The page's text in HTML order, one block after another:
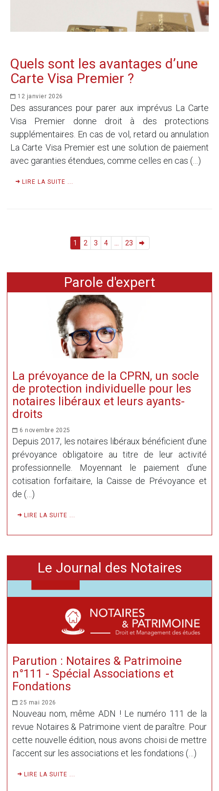
Quels sont les avantages d’une
Carte Visa Premier ?
12 janvier 2026
Des assurances pour parer aux imprévus La Carte
Visa Premier donne droit à des protections
supplémentaires. En cas de vol, retard ou annulation
La Carte Visa Premier est une solution de paiement
avec garanties étendues, comme celles en cas (…)
LIRE LA SUITE ...
1 2 3 4 23
Parole d'expert
La prévoyance de la CPRN, un socle
de protection individuelle pour les
notaires libéraux et leurs ayants-
droits
6 novembre 2025
Depuis 2017, les notaires libéraux bénéficient d’une
prévoyance obligatoire au titre de leur activité
professionnelle. Moyennant le paiement d’une
cotisation forfaitaire, la Caisse de Prévoyance et
de (…)
LIRE LA SUITE ...
Le Journal des Notaires
Parution : Notaires & Patrimoine
n°111 - Spécial Associations et
Fondations
25 mai 2026
Nouveau nom, même ADN ! Le numéro 111 de la
revue Notaires & Patrimoine vient de paraître. Pour
cette nouvelle édition, nous avons choisi de mettre
l’accent sur les associations et les fondations (…)
LIRE LA SUITE ...